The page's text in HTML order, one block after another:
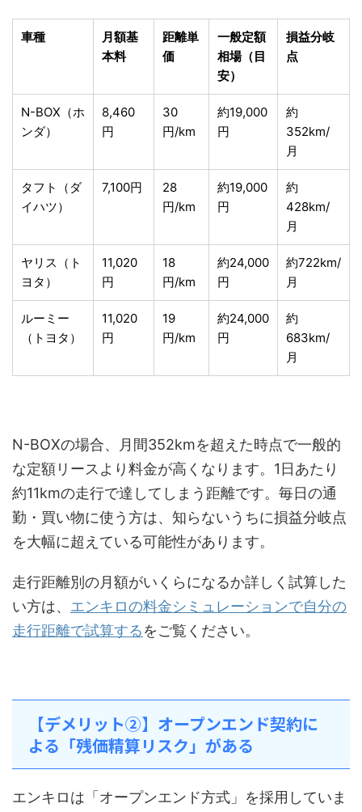
車種
月額基
本料
距離単
価
一般定額
相場（目
安）
損益分岐
点
N-BOX（ホ
ンダ）
8,460
円
30
円/km
約19,000
円
約
352km/
月
タフト（ダ
イハツ）
7,100円
28
円/km
約19,000
円
約
428km/
月
ヤリス（ト
ヨタ）
11,020
円
18
円/km
約24,000
円
約722km/
月
ルーミー
（トヨタ）
11,020
円
19
円/km
約24,000
円
約
683km/
月
N-BOXの場合、月間352kmを超えた時点で一般的
な定額リースより料金が高くなります。1日あたり
約11kmの走行で達してしまう距離です。毎日の通
勤・買い物に使う方は、知らないうちに損益分岐点
を大幅に超えている可能性があります。
走行距離別の月額がいくらになるか詳しく試算した
い方は、 エンキロの料金シミュレーションで自分の
走行距離で試算するをご覧ください。
【デメリット②】オープンエンド契約に
よる「残価精算リスク」がある
エンキロは「オープンエンド方式」を採用していま